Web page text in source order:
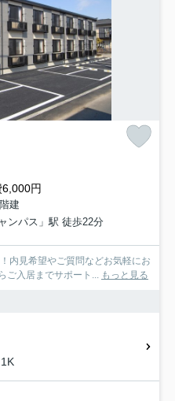
円
建
ンパス」駅 徒歩22分
内見希望やご質問などお気軽にお
ご入居までサポート... もっと見る